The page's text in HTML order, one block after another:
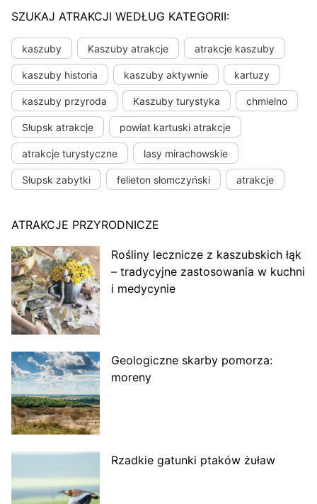
SZUKAJ ATRAKCJI WEDŁUG KATEGORII:
kaszuby Kaszuby atrakcje atrakcje kaszuby
kaszuby historia kaszuby aktywnie kartuzy
kaszuby przyroda Kaszuby turystyka chmielno
Słupsk atrakcje powiat kartuski atrakcje
atrakcje turystyczne lasy mirachowskie
Słupsk zabytki felieton słomczyński atrakcje
ATRAKCJE PRZYRODNICZE
Rośliny lecznicze z kaszubskich łąk
– tradycyjne zastosowania w kuchni
i medycynie
Geologiczne skarby pomorza:
moreny
Rzadkie gatunki ptaków żuław